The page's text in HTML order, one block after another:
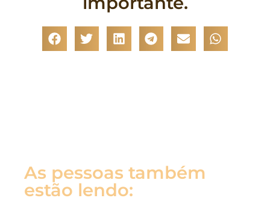
As pessoas também
estão lendo: